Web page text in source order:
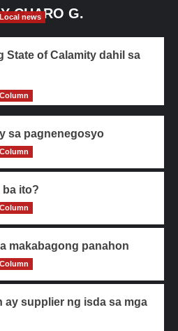
CHARO G.
Local news
State of Calamity dahil sa
Column
sa pagnenegosyo
Column
ba ito?
Column
makabagong panahon
Column
ay supplier ng isda sa mga